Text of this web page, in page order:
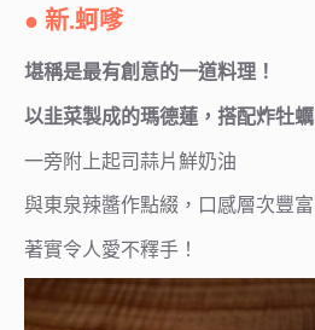
● 新.蚵嗲
堪稱是最有創意的一道料理！
以韭菜製成的瑪德蓮，搭配炸牡蠣
一旁附上起司蒜片鮮奶油
與東泉辣醬作點綴，口感層次豐富
著實令人愛不釋手！